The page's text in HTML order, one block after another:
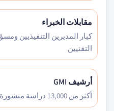
مقابلات الخبراء
كبار المديرين التنفيذيين
التقنيين
أرشيف GMI
أكثر من 13,000 دراسة منشورة عبر أكثر من 30 قطاعاً صناعياً